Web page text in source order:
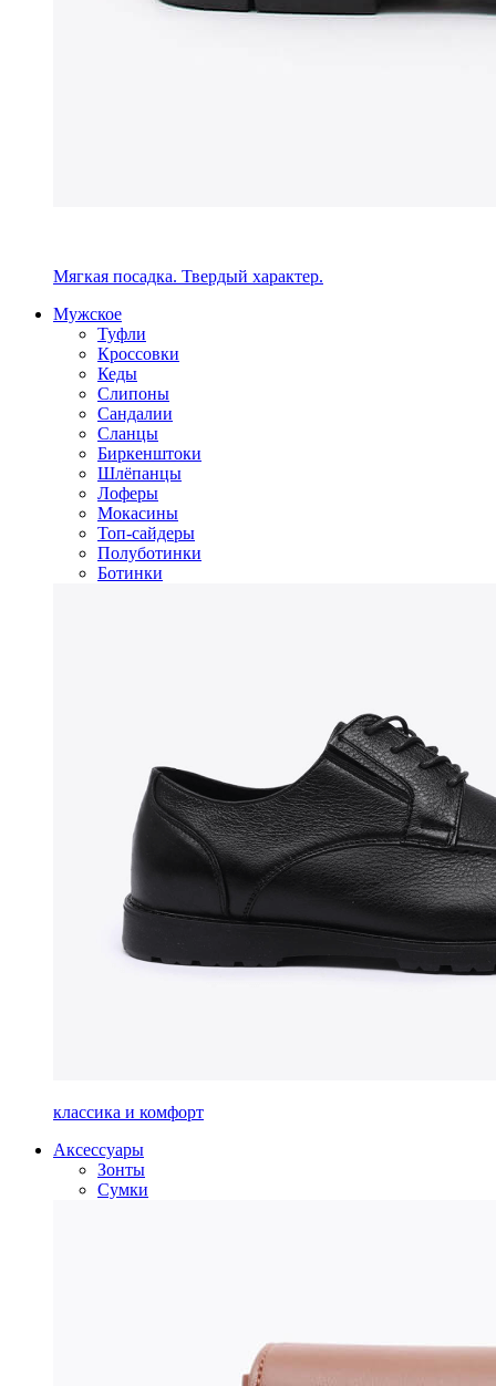
Мягкая посадка. Твердый характер.
Мужское
Туфли
Кроссовки
Кеды
Слипоны
Сандалии
Сланцы
Биркенштоки
Шлёпанцы
Лоферы
Мокасины
Топ-сайдеры
Полуботинки
Ботинки
классика и комфорт
Аксессуары
Зонты
Сумки